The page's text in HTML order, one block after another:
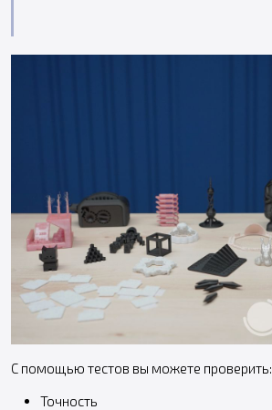
С помощью тестов вы можете проверить:
Точность